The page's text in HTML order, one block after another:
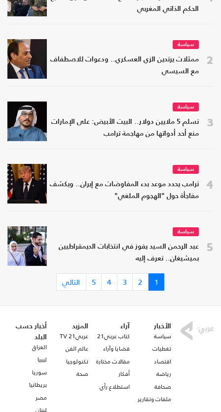
الحكم الذاتي المغربي
2
سياسة
ممثلات يرتدين الزي العسكري.. ودعوات للاصطفاف
مع السيسي
3
سياسة
تسلم 5 ملايين دولار.. البيت الأبيض: على الإمارات
منع أحد أدواتها من مهاجمة ترامب
4
سياسة
ترامب يحدد موعد بدء المفاوضات مع إيران.. ويكشف
مفاجأة حول "الهجوم الملغي"
5
سياسة
عبد الرحمن السيد يفوز في انتخابات الديمقراطيين
بميشيغان.. تعرف إليه
1
2
3
4
5 التالي
الأخبار
سياسة
تغطيات
اقتصاد
رياضة
صحافة
ملفات وتقارير
آراء
كتاب عربي21
قضايا وآراء
مقالات مختارة
أفكار
استطلاع رأي
المزيد
عربي21 TV
عالم الفن
تكنولوجيا
صحة
أخبار حسب
البلد
العراق
ليبيا
سوريا
بريطانيا
مصر